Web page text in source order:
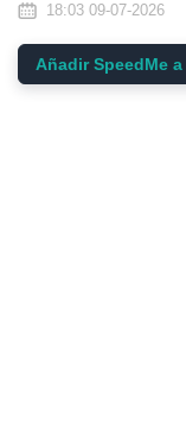
18:03 09-07-2026
Añadir SpeedMe